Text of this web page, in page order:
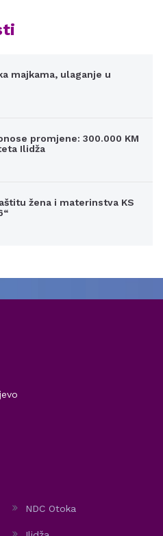
majkama, ulaganje u
promjene: 300.000 KM
Ilidža
žena i materinstva KS
NDC Otoka